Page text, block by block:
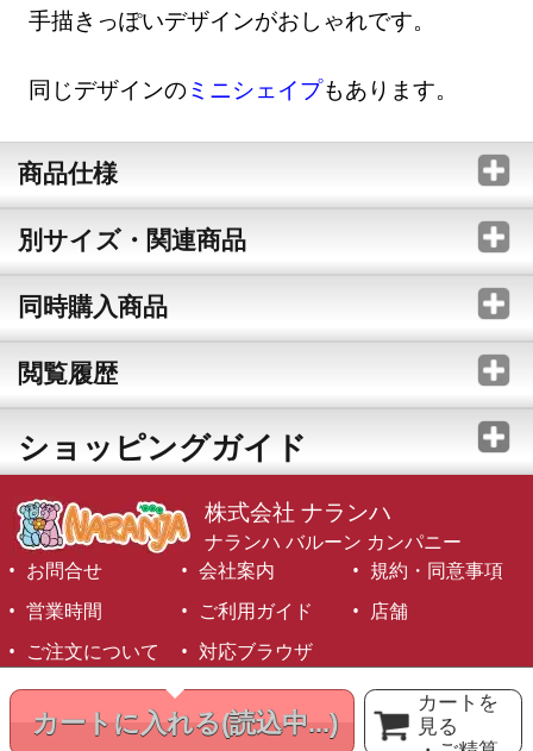
カートに入れる(読込中...)
カートを
見る
手描きっぽいデザインがおしゃれです。
同じデザインのミニシェイプもあります。
商品仕様
別サイズ・関連商品
同時購入商品
閲覧履歴
ショッピングガイド
株式会社 ナランハ
ナランハ バルーン カンパニー
お問合せ
会社案内
規約・同意事項
営業時間
ご利用ガイド
店舗
ご注文について
対応ブラウザ
©1999-2026 NARANJA Inc. All Rights Reserved.